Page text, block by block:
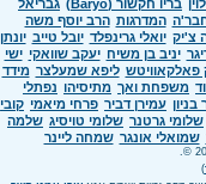
בריו חקשור (Baryo)
גבריאל
המדרגות הרב יוסף משה
צ'יק יואלי גרינפלד יובל טייב יונתן
יניב בן משיח יעקב שוואקי ישי
פאלקאוויטש ליפא שמעלצר מידד
משפחת ואך מתיסיהו נפתלי
בניון עמירן דביר פרחי מיאמי קובי
שלומי גרטנר שלומי טויסיג שלמה
שמואלי אונגר שמחה ליינר
)